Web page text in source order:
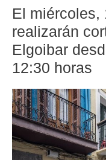
El miércoles,
realizarán
Elgoibar
12:30 horas